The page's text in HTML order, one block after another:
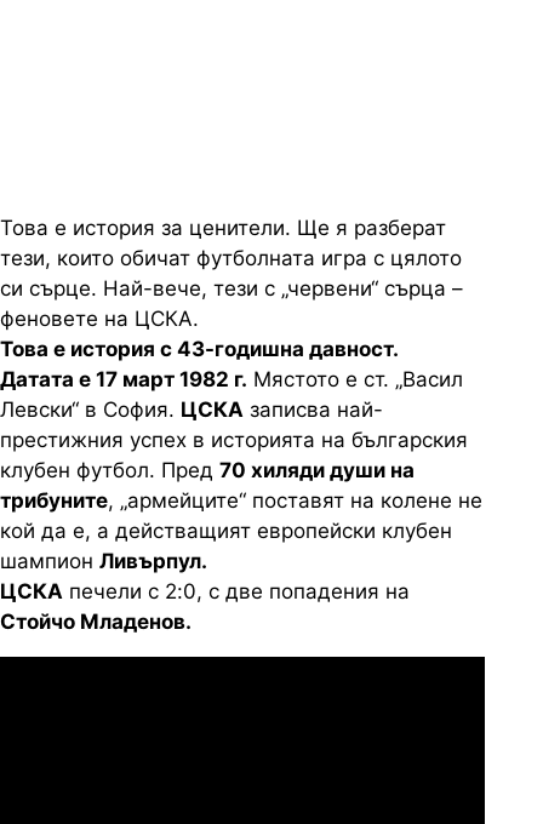
Това е история за ценители. Ще я разберат
тези, които обичат футболната игра с цялото
си сърце. Най-вече, тези с „червени“ сърца –
феновете на ЦСКА.
Това е история с 43-годишна давност.
Датата е 17 март 1982 г. Мястото е ст. „Васил
Левски“ в София. ЦСКА записва най-
престижния успех в историята на българския
клубен футбол. Пред 70 хиляди души на
трибуните, „армейците“ поставят на колене не
кой да е, а действащият европейски клубен
шампион Ливърпул.
ЦСКА печели с 2:0, с две попадения на
Стойчо Младенов.